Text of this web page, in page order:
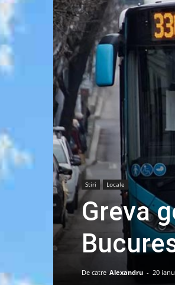
Stiri Locale
Greva
De catre Alexandru - 20